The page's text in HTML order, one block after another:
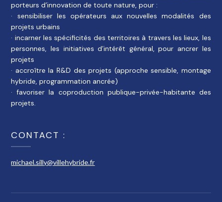
porteurs d’innovation de toute nature, pour :
· sensibiliser les opérateurs aux nouvelles modalités des
projets urbains
· incarner les spécificités des territoires à travers les lieux, les
personnes, les initiatives d’intérêt général, pour ancrer les
projets
· accroître la R&D des projets (approche sensible, montage
hybride, programmation ancrée)
· favoriser la coproduction publique-privée-habitante des
projets.
CONTACT :
michael.silly@villehybride.fr